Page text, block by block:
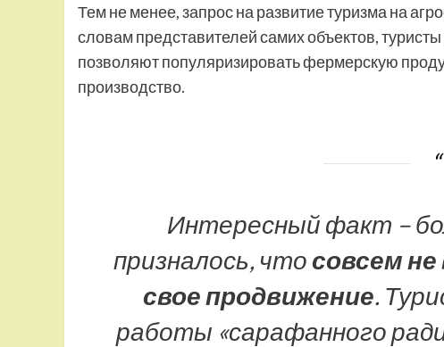
Тем не менее, запрос на развитие туризма на
словам представителей самих объектов,
позволяют популяризировать фермерскую
производство.
Интересный факт –
призналось, что совсем
свое продвижение.
работы «сарафанного